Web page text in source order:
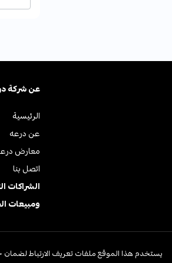
الرئيسية
عن درعه
معارض
اتصل بنا
عن ﺷﺮﻛﺔ
الشراكات
ومبيعات
يستخدم هذا الموقع ملفات تعريف الارتباط